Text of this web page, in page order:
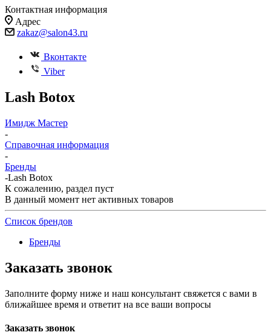
Контактная информация
Адрес
zakaz@salon43.ru
Вконтакте
Viber
Lash Botox
Имидж Мастер
-
Справочная информация
-
Бренды
-Lash Botox
К сожалению, раздел пуст
В данный момент нет активных товаров
Список брендов
Бренды
Заказать звонок
Заполните форму ниже и наш консультант свяжется с вами в
ближайшее время и ответит на все ваши вопросы
Заказать звонок